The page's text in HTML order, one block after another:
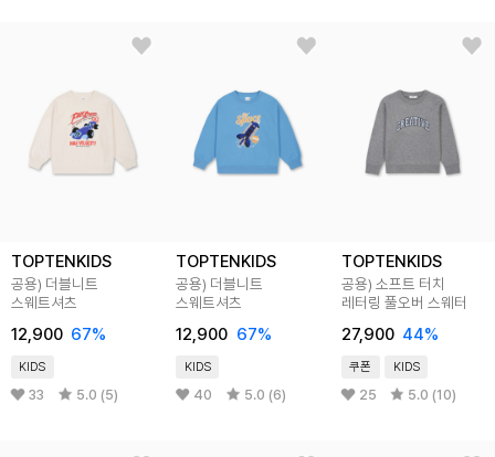
TOPTENKIDS
공용) 더블니트
스웨트셔츠
12,900 67%
KIDS
33 5.0 (5)
TOPTENKIDS
공용) 더블니트
스웨트셔츠
12,900 67%
KIDS
40 5.0 (6)
TOPTENKIDS
공용) 소프트 터치
레터링 풀오버 스웨터
27,900 44%
쿠폰 KIDS
25 5.0 (10)